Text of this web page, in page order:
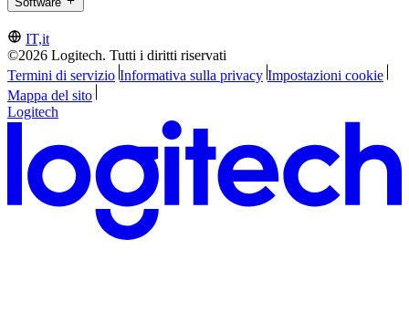
IT,it
©2026 Logitech. Tutti i diritti riservati
Termini di servizio Informativa sulla privacy Impostazioni cookie
Mappa del sito
Logitech